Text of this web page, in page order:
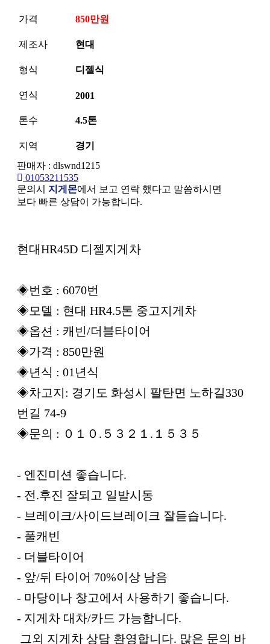
가격 850만원
제조사 현대
형식 디젤식
연식 2001
톤수 4.5톤
지역
경기
판매자 : dlswnd1215
01053211535
문의시 지게몬에서 보고 연락 했다고 말씀하시면
보다 빠른 상담이 가능합니다.
본문
현대HR45D 디젤지게차
◈번호 : 6070번
◈모델 : 현대 HR4.5톤 중고지게차
◈옵션 : 캐빈/더블타이어
◈가격 : 850만원
◈년식 : 01년식
◈차고지: 경기도 화성시 팔탄면 노하길330
번길 74-9
◈문의 : ０１０.５３２１.１５３５
- 엔진미션 좋습니다.
- 전.후진 잘되고 일발시동
- 브레이크/사이드브레이크 잘듣습니다.
- 풀캐빈
- 더블타이어
- 앞/뒤 타이어 70%이상 남음
- 마당이나 창고에서 사용하기 좋습니다.
- 지게차 대차/카드 가능합니다.
그외 지게차 상담 환영합니다. 많은 문의 바